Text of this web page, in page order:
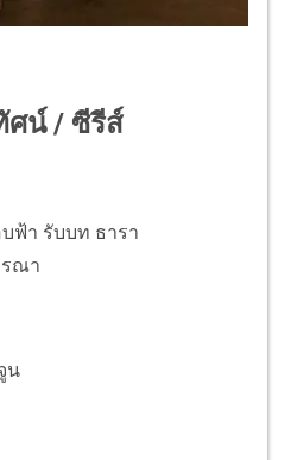
ศน์ / ซีรีส์
ฟ้า รับบท ธารา
รณา
น